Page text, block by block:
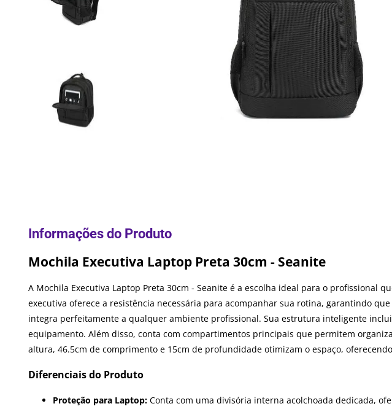
Mochila Executiva Laptop Preta 30cm - Seanite
A Mochila Executiva Laptop Preta 30cm - Seanite é a escolha ideal para o profissional
executiva oferece a resistência necessária para acompanhar sua rotina, garantindo
integra perfeitamente a qualquer ambiente profissional. Sua estrutura inteligente
equipamento. Além disso, conta com compartimentos principais que permitem
altura, 46.5cm de comprimento e 15cm de profundidade otimizam o espaço,
Diferenciais do Produto
Proteção para Laptop: Conta com uma divisória interna acolchoada dedicada,
º Lixeira